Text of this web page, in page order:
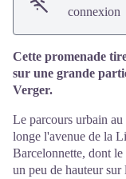
connexion
Cette promenade
sur une grande
Verger.
Le parcours urbain
longe l'avenue de la
Barcelonnette, dont
un peu de hauteur